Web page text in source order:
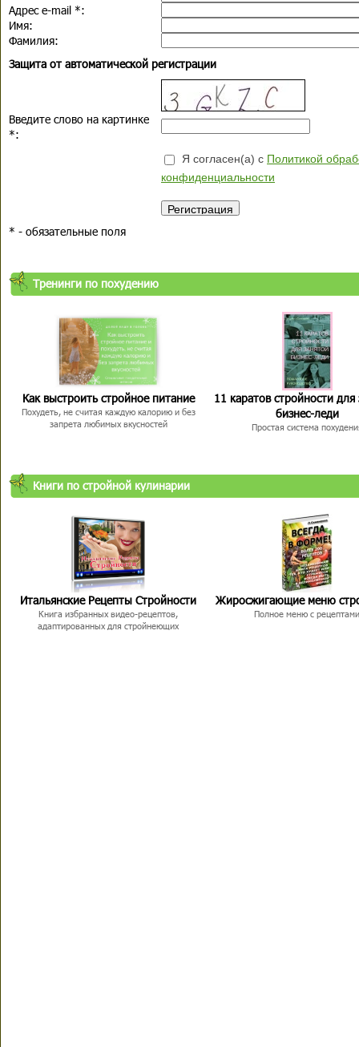
Адрес e-mail *:
Имя:
Фамилия:
Защита от автоматической регистрации
Введите слово на картинке
*:
Я согласен(а) с Политикой
конфиденциальности
* - обязательные поля
Тренинги по похудению
Как выстроить стройное питание
Похудеть, не считая каждую калорию и без
запрета любимых вкусностей
11 каратов стройности для
бизнес-леди
Простая система
Книги по стройной кулинарии
Итальянские Рецепты Стройности
Книга избранных видео-рецептов,
адаптированных для стройнеющих
Жиросжигающие меню
Полное меню с рецептами